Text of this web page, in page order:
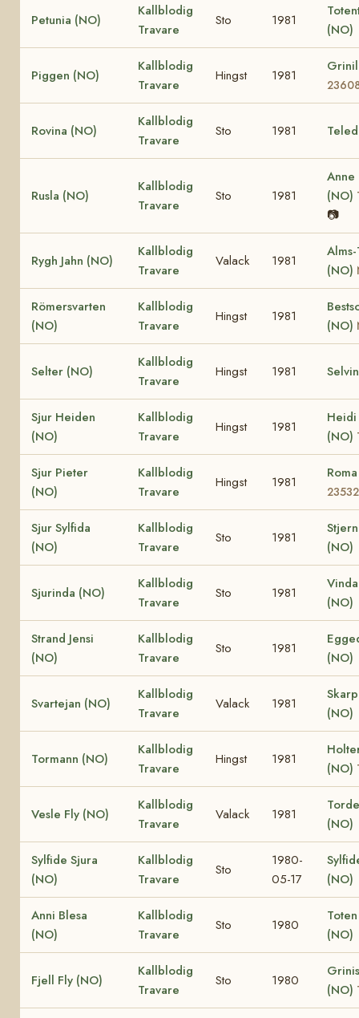
Petunia (NO)
Kallblodig
Travare
Sto 1981
(NO)
Piggen (NO)
Kallblodig
Travare
Hingst 1981
Rovina (NO)
Kallblodig
Travare
Sto 1981
Rusla (NO)
Kallblodig
Travare
Sto 1981
Anne
(NO)
📷
Rygh Jahn (NO)
Kallblodig
Travare
Valack 1981
(NO)
Römersvarten
(NO)
Kallblodig
Travare
Hingst 1981
(NO)
Selter (NO)
Kallblodig
Travare
Hingst 1981
Sjur Heiden
(NO)
Kallblodig
Travare
Hingst 1981
Heidi
(NO)
Sjur Pieter
(NO)
Kallblodig
Travare
Hingst 1981
23532
Sjur Sylfida
(NO)
Kallblodig
Travare
Sto 1981
(NO)
Sjurinda (NO)
Kallblodig
Travare
Sto 1981
(NO)
Strand Jensi
(NO)
Kallblodig
Travare
Sto 1981
(NO)
Svartejan (NO)
Kallblodig
Travare
Valack 1981
(NO)
Tormann (NO)
Kallblodig
Travare
Hingst 1981
(NO)
Vesle Fly (NO)
Kallblodig
Travare
Valack 1981
(NO)
Sylfide Sjura
(NO)
Kallblodig
Travare
Sto
1980-
05-17
(NO)
Anni Blesa
(NO)
Kallblodig
Travare
Sto 1980
(NO)
Fjell Fly (NO)
Kallblodig
Travare
Sto 1980
(NO)